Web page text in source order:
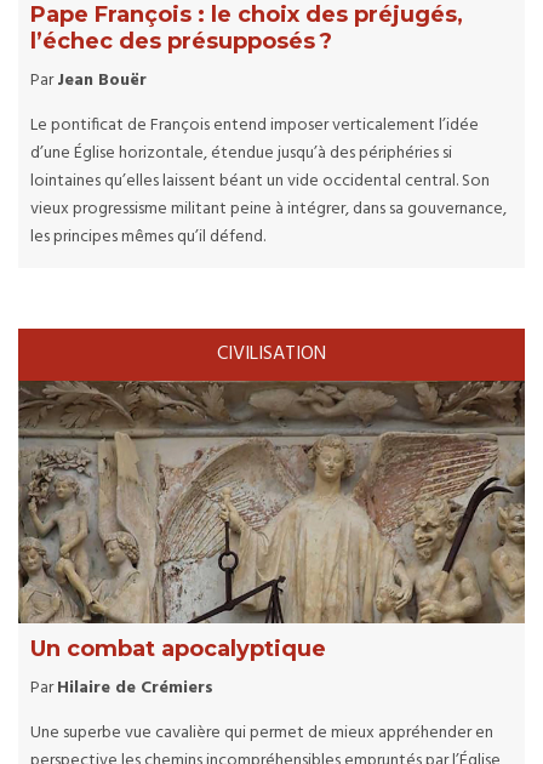
Pape François : le choix des préjugés,
l’échec des présupposés ?
ParJean Bouër
Le pontificat de François entend imposer verticalement l’idée
d’une Église horizontale, étendue jusqu’à des périphéries si
lointaines qu’elles laissent béant un vide occidental central. Son
vieux progressisme militant peine à intégrer, dans sa gouvernance,
les principes mêmes qu’il défend.
CIVILISATION
Un combat apocalyptique
ParHilaire de Crémiers
Une superbe vue cavalière qui permet de mieux appréhender en